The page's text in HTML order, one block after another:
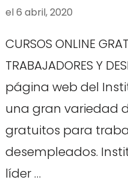
el6 abril, 2020
CURSOS ONLINE
TRABAJADORES Y
página web del
una gran variedad
gratuitos para
desempleados.
líder …